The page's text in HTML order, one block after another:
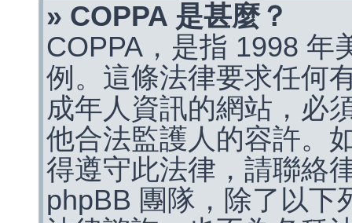
» COPPA 是甚麼？
COPPA，是指 1998 年
例。這條法律要求任何
成年人資訊的網站，必
他合法監護人的容許。
得遵守此法律，請聯絡
phpBB 團隊，除了以下